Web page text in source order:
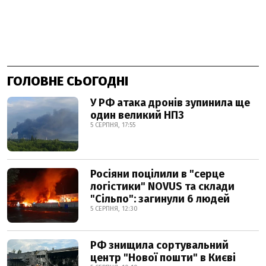
ГОЛОВНЕ СЬОГОДНІ
У РФ атака дронів зупинила ще
один великий НПЗ
5 СЕРПНЯ, 17:55
Росіяни поцілили в "серце
логістики" NOVUS та склади
"Сільпо": загинули 6 людей
5 СЕРПНЯ, 12:30
РФ знищила сортувальний
центр "Нової пошти" в Києві